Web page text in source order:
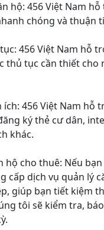
hộ: 456 Việt Nam
chóng và thuận
456 Việt Nam hỗ
thủ tục cần thiết cho
ích: 456 Việt Nam hỗ
ký thẻ cư dân,
khác.
hộ cho thuê: Nếu
cấp dịch vụ quản lý
giúp bạn tiết kiệm
tôi sẽ kiểm tra,